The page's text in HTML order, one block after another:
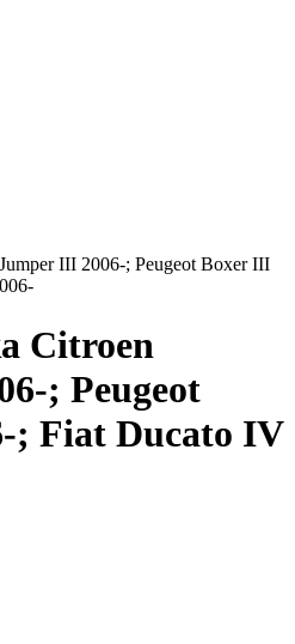
III 2006-; Peugeot Boxer III
Citroen
; Peugeot
; Fiat Ducato IV